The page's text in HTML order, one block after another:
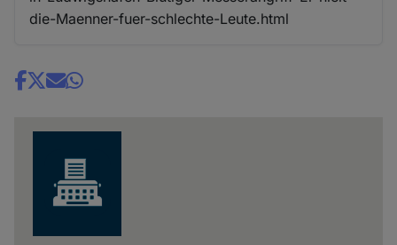
die-Maenner-fuer-schlechte-Leute.html
Share